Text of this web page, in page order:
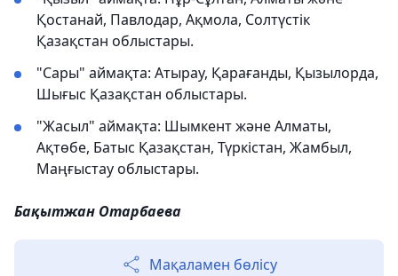
Қостанай, Павлодар, Ақмола, Солтүстік
Қазақстан облыстары.
"Сары" аймақта: Атырау, Қарағанды, Қызылорда,
Шығыс Қазақстан облыстары.
"Жасыл" аймақта: Шымкент және Алматы,
Ақтөбе, Батыс Қазақстан, Түркістан, Жамбыл,
Маңғыстау облыстары.
Бақытжан Отарбаева
Мақаламен бөлісу